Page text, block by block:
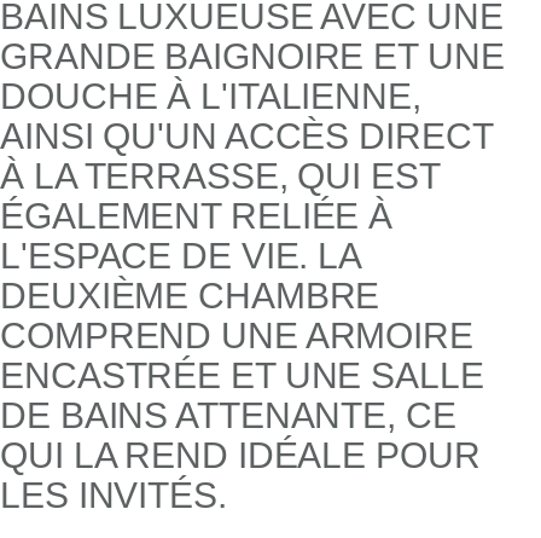
BAINS LUXUEUSE AVEC UNE
GRANDE BAIGNOIRE ET UNE
DOUCHE À L'ITALIENNE,
AINSI QU'UN ACCÈS DIRECT
À LA TERRASSE, QUI EST
ÉGALEMENT RELIÉE À
L'ESPACE DE VIE. LA
DEUXIÈME CHAMBRE
COMPREND UNE ARMOIRE
ENCASTRÉE ET UNE SALLE
DE BAINS ATTENANTE, CE
QUI LA REND IDÉALE POUR
LES INVITÉS.